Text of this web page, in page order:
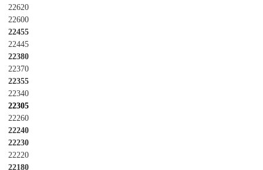
22620
22600
22455
22445
22380
22370
22355
22340
22305
22260
22240
22230
22220
22180